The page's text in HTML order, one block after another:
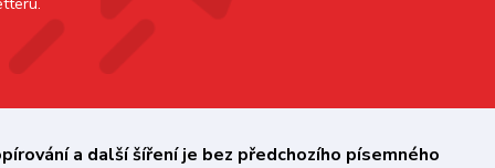
a další šíření je bez předchozího písemného